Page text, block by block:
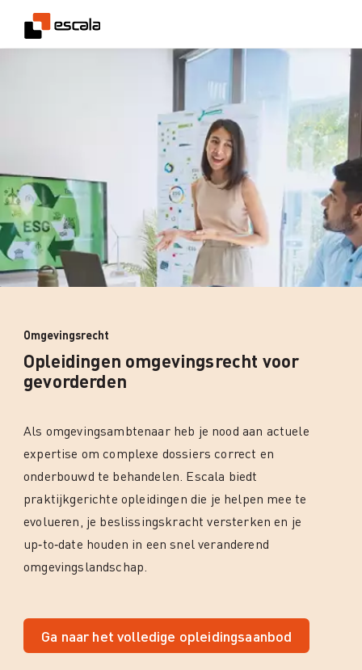
Omgevingsrecht
Opleidingen omgevingsrecht voor
gevorderden
Als omgevingsambtenaar heb je nood aan actuele
expertise om complexe dossiers correct en
onderbouwd te behandelen. Escala biedt
praktijkgerichte opleidingen die je helpen mee te
evolueren, je beslissingskracht versterken en je
up‑to‑date houden in een snel veranderend
omgevingslandschap.
Ga naar het volledige opleidingsaanbod